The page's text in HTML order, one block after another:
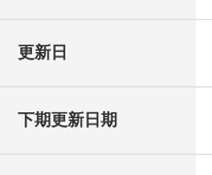
更新日
下期更新日期